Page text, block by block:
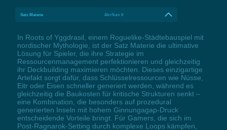
Satz Materie Alt+Num 8
In Roots of Yggdrasil, einem Roguelike-Städtebauspiel mit
nordischer Mythologie, ist der Satz Materie die ultimative
Lösung für Spieler, die ihre Strategie im
Ressourcenmanagement perfektionieren und gleichzeitig
ihr Deckbuilding maximieren möchten. Dieses einzigartige
Artefakt sorgt dafür, dass Schlüsselressourcen wie Nüsse,
Eitr oder Eisen schneller generiert werden, während es
gleichzeitig die Baukosten für kritische Strukturen senkt –
eine Kombination, die besonders auf prozedural
generierten Inseln mit hohem Ginnungagap-Druck
entscheidende Vorteile bringt. Für Gamers, die sich im
Post-Ragnarok-Setting durch komplexe Loops kämpfen,